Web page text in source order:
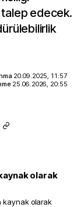
talep edecek.
20.09.2025, 11:57
25.06.2026, 20:55
olarak
kaynak olarak